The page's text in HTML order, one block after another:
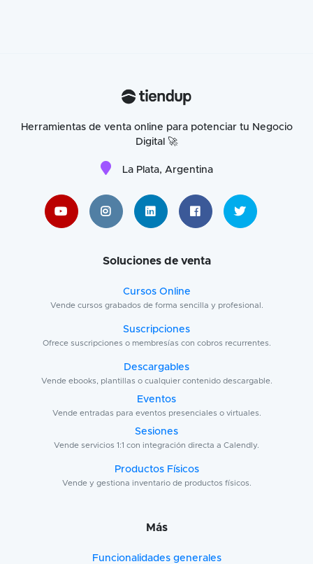
Herramientas de venta online para potenciar tu Negocio
Digital 🚀
La Plata, Argentina
Soluciones de venta
Cursos Online
Vende cursos grabados de forma sencilla y profesional.
Suscripciones
Ofrece suscripciones o membresías con cobros recurrentes.
Descargables
Vende ebooks, plantillas o cualquier contenido descargable.
Eventos
Vende entradas para eventos presenciales o virtuales.
Sesiones
Vende servicios 1:1 con integración directa a Calendly.
Productos Físicos
Vende y gestiona inventario de productos físicos.
Más
Funcionalidades generales